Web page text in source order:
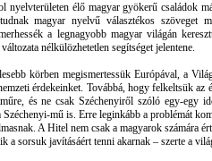
nyelvterületen élő magyar gyökerű családok
magyar nyelvű választékos szöveget
a legnagyobb magyar világán
nélkülözhetetlen segítséget jelentene.
körben megismertessük Európával, a
érdekeinket. Továbbá, hogy felkeltsük az
és ne csak Széchenyiről szóló egy-egy
mű is. Erre leginkább a problémát
A Hitel nem csak a magyarok számára
a sorsuk javításáért tenni akarnak – szerte a